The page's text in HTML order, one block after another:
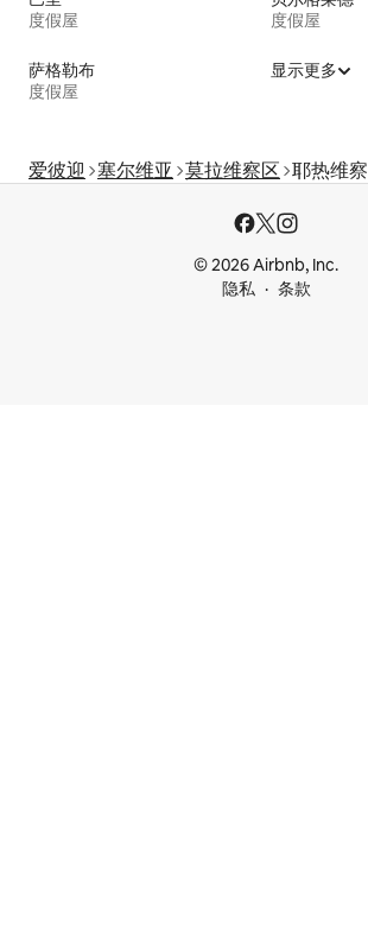
度假屋
度假屋
萨格勒布
度假屋
显示更多
爱彼迎 塞尔维亚 莫拉维察区 耶热维察
© 2026 Airbnb, Inc.
隐私
条款